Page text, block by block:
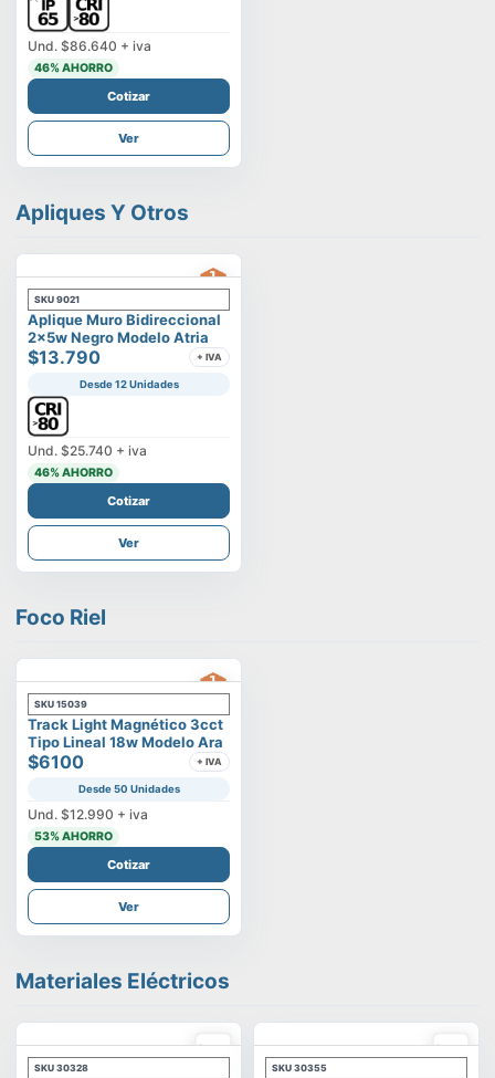
Und. $86.640 + iva
46% AHORRO
Cotizar
Ver
Apliques Y Otros
SKU 9021
Aplique Muro Bidireccional
2x5w Negro Modelo Atria
$13.790 + IVA
Desde 12 Unidades
Und. $25.740 + iva
46% AHORRO
Cotizar
Ver
Foco Riel
SKU 15039
Track Light Magnético 3cct
Tipo Lineal 18w Modelo Ara
$6100 + IVA
Desde 50 Unidades
Und. $12.990 + iva
53% AHORRO
Cotizar
Ver
Materiales Eléctricos
SKU 30328 SKU 30355